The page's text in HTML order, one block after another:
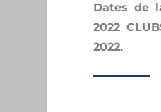
Dates de
2022
2022.